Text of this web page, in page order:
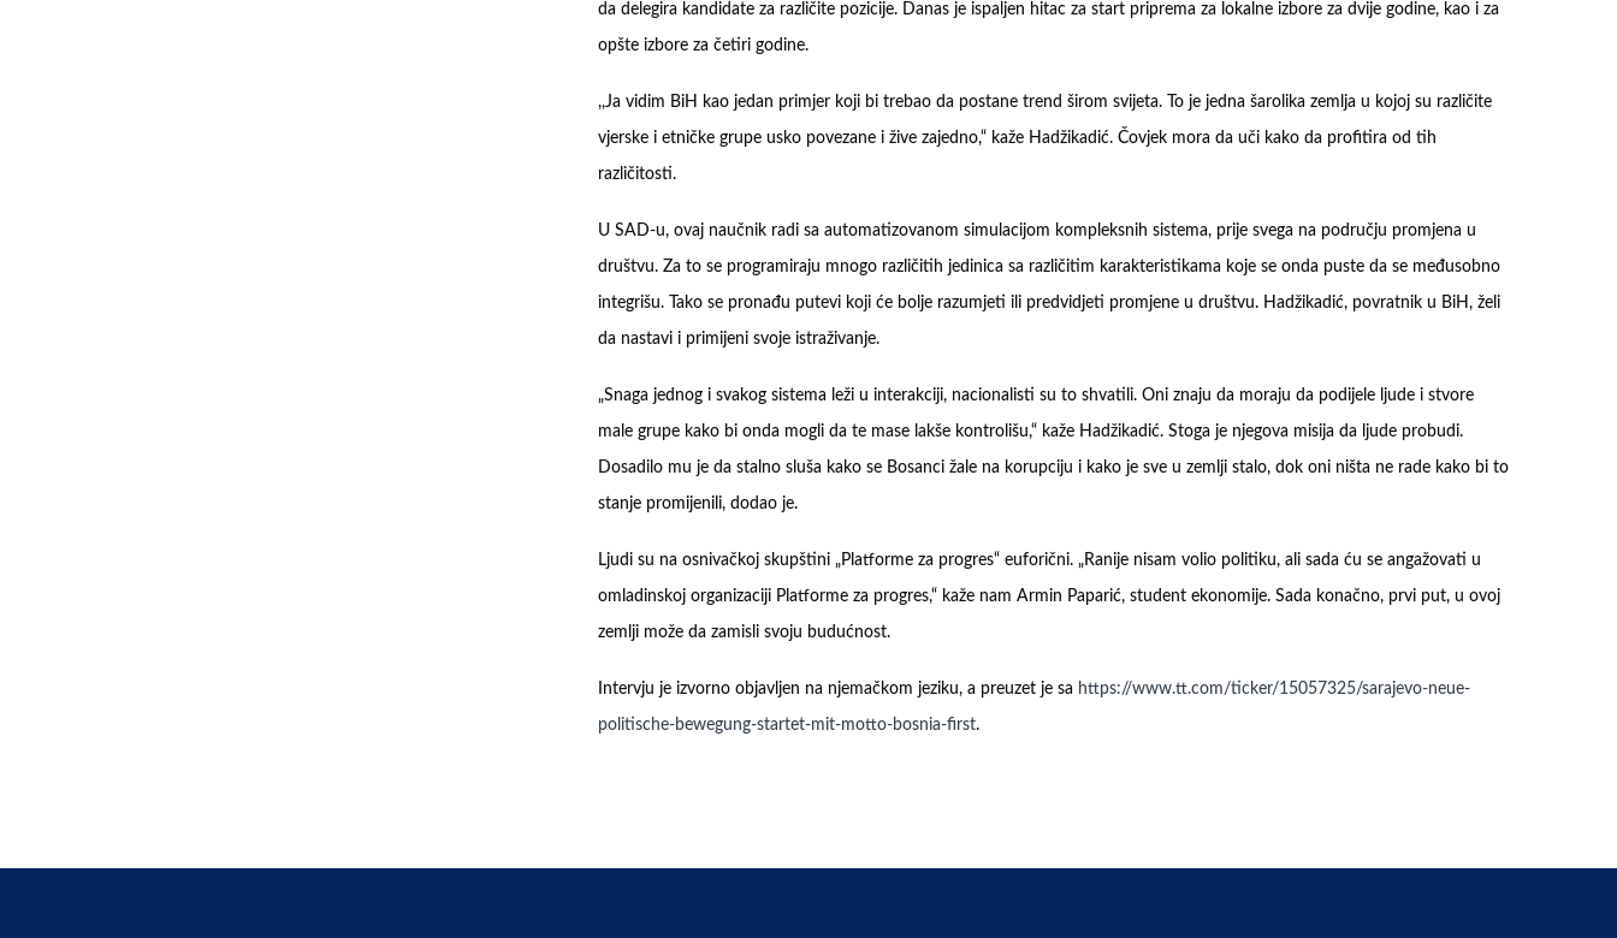
da delegira kandidate za različite pozicije. Danas je ispaljen hitac za start priprema za lokalne izbore za dvije godine, kao i za
opšte izbore za četiri godine.
,,Ja vidim BiH kao jedan primjer koji bi trebao da postane trend širom svijeta. To je jedna šarolika zemlja u kojoj su različite
vjerske i etničke grupe usko povezane i žive zajedno,“ kaže Hadžikadić. Čovjek mora da uči kako da profitira od tih
različitosti.
U SAD-u, ovaj naučnik radi sa automatizovanom simulacijom kompleksnih sistema, prije svega na području promjena u
društvu. Za to se programiraju mnogo različitih jedinica sa različitim karakteristikama koje se onda puste da se međusobno
integrišu. Tako se pronađu putevi koji će bolje razumjeti ili predvidjeti promjene u društvu. Hadžikadić, povratnik u BiH, želi
da nastavi i primijeni svoje istraživanje.
„Snaga jednog i svakog sistema leži u interakciji, nacionalisti su to shvatili. Oni znaju da moraju da podijele ljude i stvore
male grupe kako bi onda mogli da te mase lakše kontrolišu,“ kaže Hadžikadić. Stoga je njegova misija da ljude probudi.
Dosadilo mu je da stalno sluša kako se Bosanci žale na korupciju i kako je sve u zemlji stalo, dok oni ništa ne rade kako bi to
stanje promijenili, dodao je.
Ljudi su na osnivačkoj skupštini „Platforme za progres“ euforični. „Ranije nisam volio politiku, ali sada ću se angažovati u
omladinskoj organizaciji Platforme za progres,“ kaže nam Armin Paparić, student ekonomije. Sada konačno, prvi put, u ovoj
zemlji može da zamisli svoju budućnost.
Intervju je izvorno objavljen na njemačkom jeziku, a preuzet je sa https://www.tt.com/ticker/15057325/sarajevo-neue-
politische-bewegung-startet-mit-motto-bosnia-first.